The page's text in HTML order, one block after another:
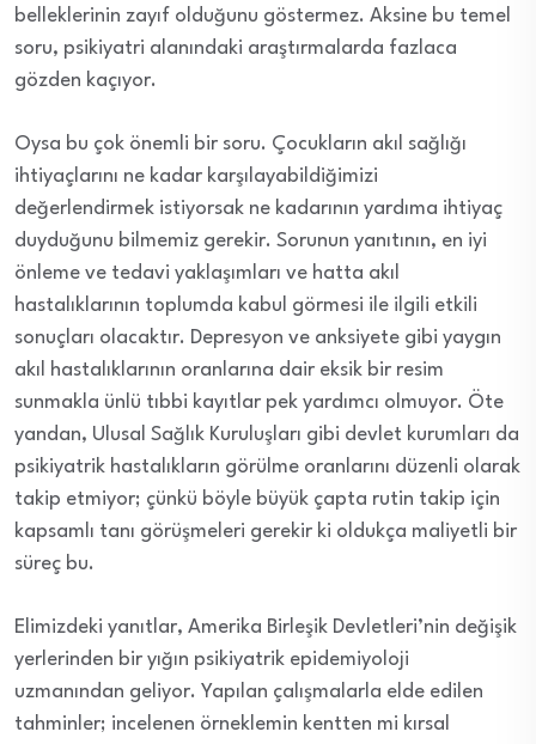
belleklerinin zayıf olduğunu göstermez. Aksine bu temel
soru, psikiyatri alanındaki araştırmalarda fazlaca
gözden kaçıyor.
Oysa bu çok önemli bir soru. Çocukların akıl sağlığı
ihtiyaçlarını ne kadar karşılayabildiğimizi
değerlendirmek istiyorsak ne kadarının yardıma ihtiyaç
duyduğunu bilmemiz gerekir. Sorunun yanıtının, en iyi
önleme ve tedavi yaklaşımları ve hatta akıl
hastalıklarının toplumda kabul görmesi ile ilgili etkili
sonuçları olacaktır. Depresyon ve anksiyete gibi yaygın
akıl hastalıklarının oranlarına dair eksik bir resim
sunmakla ünlü tıbbi kayıtlar pek yardımcı olmuyor. Öte
yandan, Ulusal Sağlık Kuruluşları gibi devlet kurumları da
psikiyatrik hastalıkların görülme oranlarını düzenli olarak
takip etmiyor; çünkü böyle büyük çapta rutin takip için
kapsamlı tanı görüşmeleri gerekir ki oldukça maliyetli bir
süreç bu.
Elimizdeki yanıtlar, Amerika Birleşik Devletleri’nin değişik
yerlerinden bir yığın psikiyatrik epidemiyoloji
uzmanından geliyor. Yapılan çalışmalarla elde edilen
tahminler; incelenen örneklemin kentten mi kırsal